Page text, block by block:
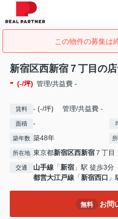
この物件の募集は
新宿区西新宿７丁目の
- (-/坪) 管理/共益費 -
賃料 - (-/坪) 管理/共益費 -
面積 -
築年数 築48年
所在地 東京都新宿区西新宿 ７丁目
交通 山手線 「新宿 」駅 徒歩3分
都営大江戸線 「新宿西口
無料 お問